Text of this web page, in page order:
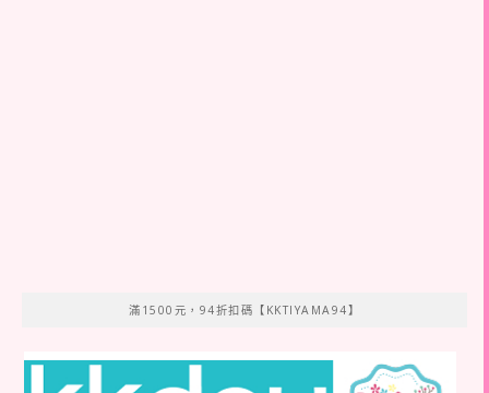
滿1500元，94折扣碼【KKTIYAMA94】